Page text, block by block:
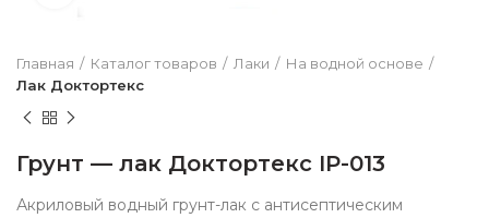
Главная Каталог товаров Лаки
На водной основе
Лак Доктортекс
Грунт — лак Доктортекс ІР-013
Акриловый водный грунт-лак с антисептическим